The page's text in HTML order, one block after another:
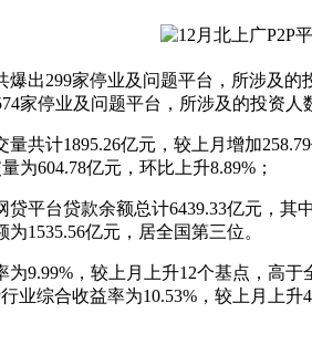
299家停业及问题平台，所涉及的
家停业及问题平台，所涉及的投资人
计1895.26亿元，较上月增加
为604.78亿元，环比上升8.89%；
台贷款余额总计6439.33亿元，其
1535.56亿元，居全国第三位。
，较上月上升12个基点，高于
业综合收益率为10.53%，较上月上